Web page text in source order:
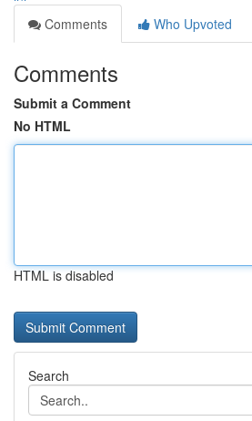
Comments
Who Upvoted
Comments
Submit a Comment
No HTML
HTML is disabled
Search